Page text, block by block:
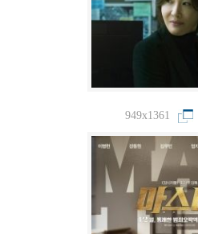
949x1361